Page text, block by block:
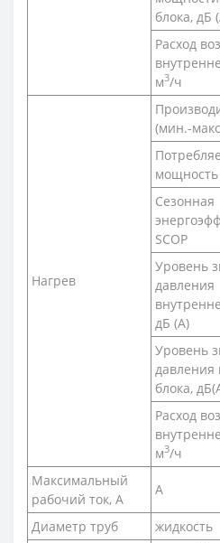
блока, дБ
Расход
м3/ч
Нагрев
(мин.-
мощность
Сезонная
SCOP
Уровень
давления
дБ (А)
Уровень
давления
блока,
Расход
м3/ч
Максимальный
рабочий ток, А
А
Диаметр труб жидкость